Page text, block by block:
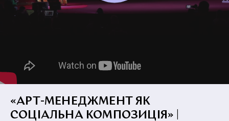
«АРТ-МЕНЕДЖМЕНТ ЯК
СОЦІАЛЬНА КОМПОЗИЦІЯ» |